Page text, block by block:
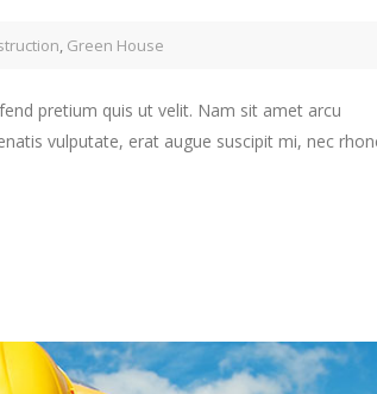
, Green House
pretium quis ut velit. Nam sit amet arcu
vulputate, erat augue suscipit mi, nec